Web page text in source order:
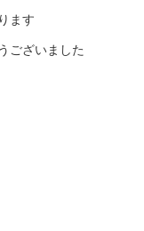
ます
ございました